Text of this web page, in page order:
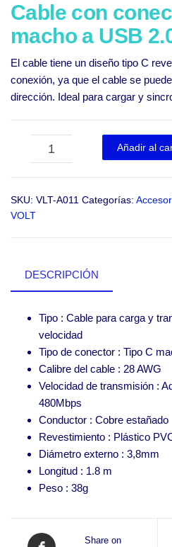
Cable con
macho a USB
El cable tiene un diseño tipo C
conexión, ya que el cable se
dirección. Ideal para cargar y
VOLT VLT-A011 cantidad
Añadir al
SKU: VLT-A011 Categorías:
VOLT
DESCRIPCIÓN
Tipo : Cable para carga y
velocidad
Tipo de conector : Tipo C
Calibre del cable : 28 AWG
Velocidad de transmisión :
480Mbps
Conductor : Cobre estañado
Revestimiento : Plástico
Diámetro externo : 3,8mm
Longitud : 1.8 m
Peso : 38g
Share on